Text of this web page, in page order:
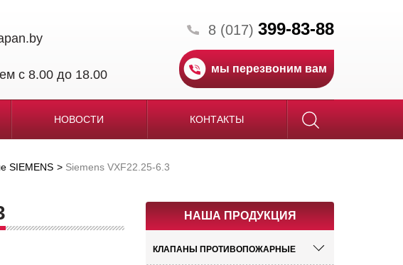
8 (017) 399-83-88
с 8.00 до 18.00 мы перезвоним вам
НОВОСТИ КОНТАКТЫ
SIEMENS Siemens VXF22.25-6.3
НАША ПРОДУКЦИЯ
КЛАПАНЫ ПРОТИВОПОЖАРНЫЕ